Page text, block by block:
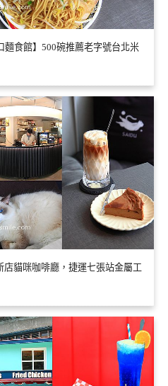
麵食館】500碗推薦老字號台北米
貓咪咖啡廳，捷運七張站金屬工